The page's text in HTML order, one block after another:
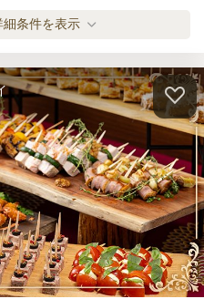
き！≫小分け・シェアレスプラン
ング 5,500円/人
き！≫小分け・シェアレスプラン
ング 7,700 円/人
き！≫小分け・シェアレスプラン
条件を表示